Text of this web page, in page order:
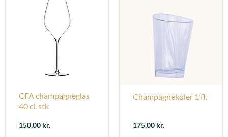
CFA champagneglas
40 cl. stk
150,00 kr.
Champagnekøler 1 fl.
175,00 kr.